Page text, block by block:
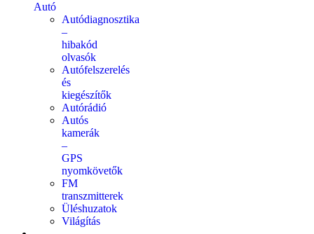
Autó
Autódiagnosztika
–
hibakód
olvasók
Autófelszerelés
és
kiegészítők
Autórádió
Autós
kamerák
–
GPS
nyomkövetők
FM
transzmitterek
Üléshuzatok
Világítás